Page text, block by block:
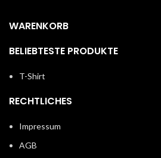
WARENKORB
BELIEBTESTE PRODUKTE
T-Shirt
RECHTLICHES
Impressum
AGB